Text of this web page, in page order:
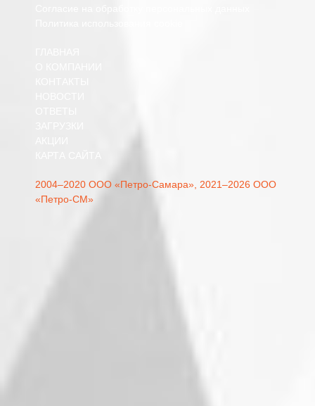
2004–2020 ООО «Петро-Самара», 2021–2026 ООО
«Петро-СМ»